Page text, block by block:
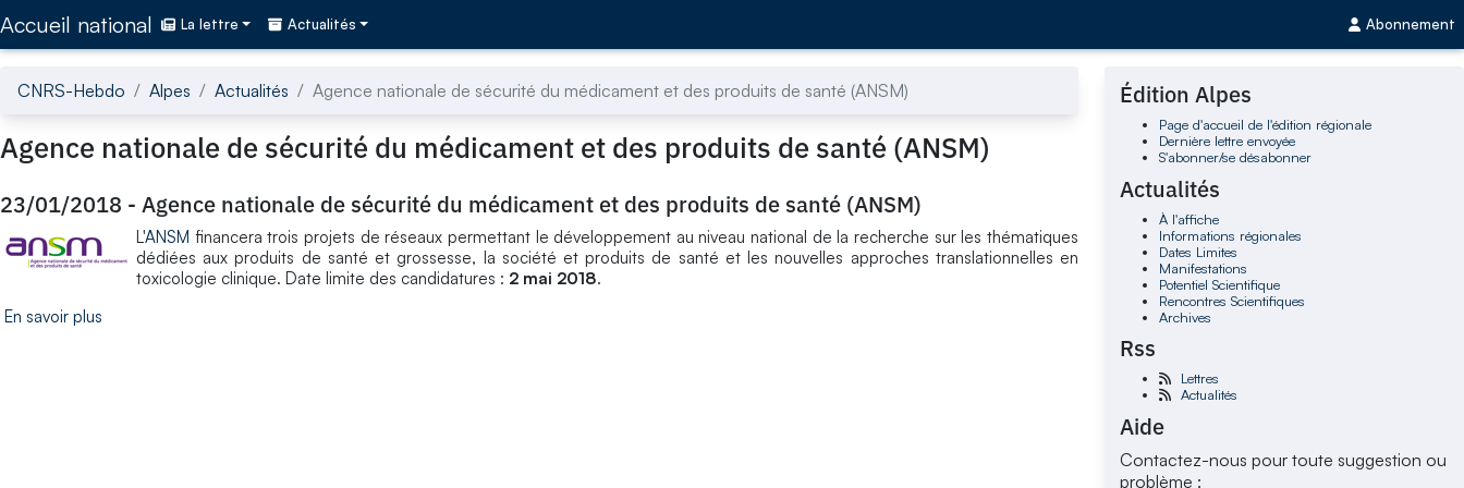
Accueil national La lettre Actualités Abonnement
CNRS-Hebdo Alpes Actualités Agence nationale de sécurité du médicament et des produits de santé (ANSM)
Agence nationale de sécurité du médicament et des produits de santé (ANSM)
23/01/2018 - Agence nationale de sécurité du médicament et des produits de santé (ANSM)
L'ANSM financera trois projets de réseaux permettant le développement au niveau national de la recherche sur les thématiques
dédiées aux produits de santé et grossesse, la société et produits de santé et les nouvelles approches translationnelles en
toxicologie clinique. Date limite des candidatures : 2 mai 2018.
En savoir plus
Édition Alpes
Page d'accueil de l'édition régionale
Dernière lettre envoyée
S'abonner/se désabonner
Actualités
À l'affiche
Informations régionales
Dates Limites
Manifestations
Potentiel Scientifique
Rencontres Scientifiques
Archives
Rss
Lettres
Actualités
Aide
Contactez-nous pour toute suggestion ou
problème :